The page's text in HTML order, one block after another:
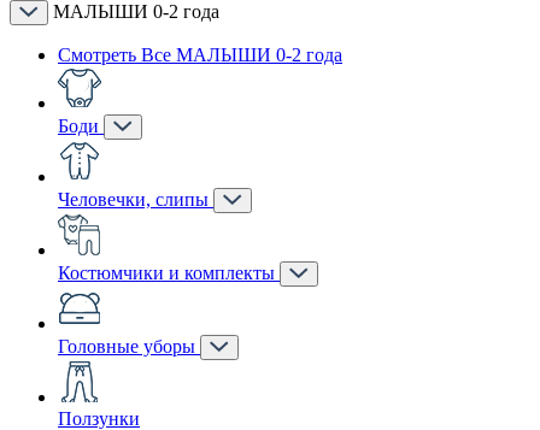
МАЛЫШИ 0-2 года
Смотреть Все МАЛЫШИ 0-2 года
Боди
Человечки, слипы
Костюмчики и комплекты
Головные уборы
Ползунки